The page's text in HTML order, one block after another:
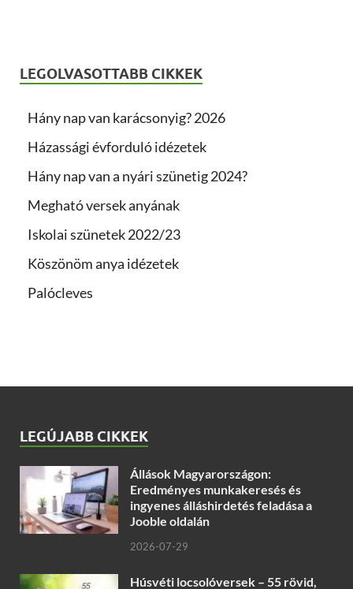
LEGOLVASOTTABB CIKKEK
Hány nap van karácsonyig? 2026
Házassági évforduló idézetek
Hány nap van a nyári szünetig 2024?
Megható versek anyának
Iskolai szünetek 2022/23
Köszönöm anya idézetek
Palócleves
LEGÚJABB CIKKEK
Állások Magyarországon:
Eredményes munkakeresés és
ingyenes álláshirdetés feladása a
Jooble oldalán
2026-07-29
Húsvéti locsolóversek – 55 rövid,